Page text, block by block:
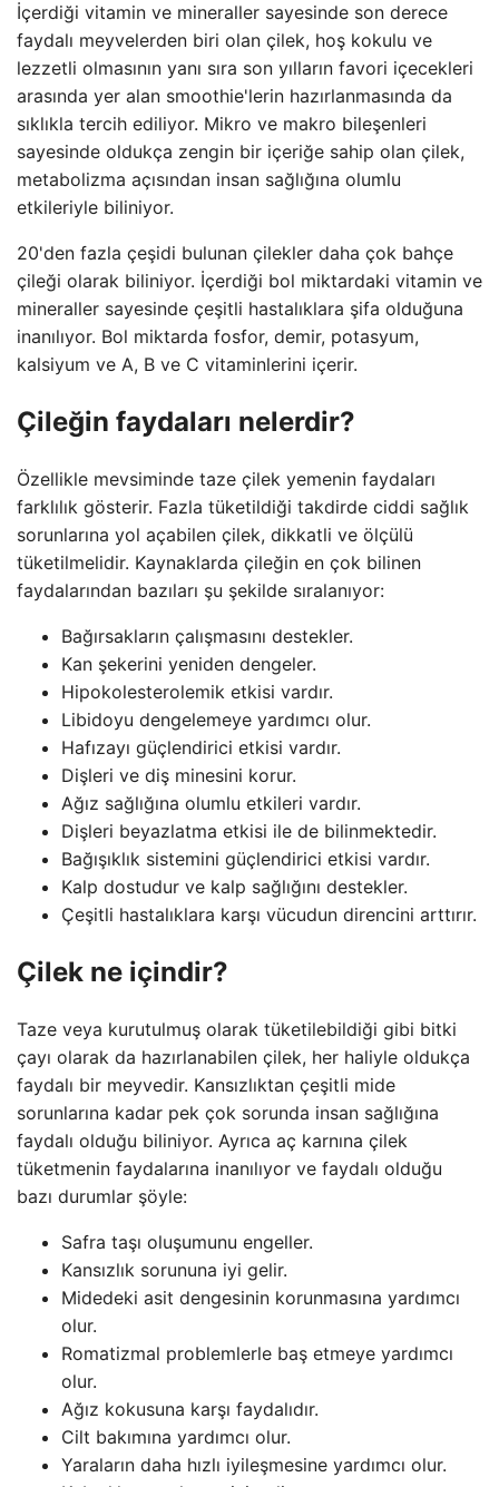
İçerdiği vitamin ve mineraller sayesinde son derece
faydalı meyvelerden biri olan çilek, hoş kokulu ve
lezzetli olmasının yanı sıra son yılların favori içecekleri
arasında yer alan smoothie'lerin hazırlanmasında da
sıklıkla tercih ediliyor. Mikro ve makro bileşenleri
sayesinde oldukça zengin bir içeriğe sahip olan çilek,
metabolizma açısından insan sağlığına olumlu
etkileriyle biliniyor.
20'den fazla çeşidi bulunan çilekler daha çok bahçe
çileği olarak biliniyor. İçerdiği bol miktardaki vitamin ve
mineraller sayesinde çeşitli hastalıklara şifa olduğuna
inanılıyor. Bol miktarda fosfor, demir, potasyum,
kalsiyum ve A, B ve C vitaminlerini içerir.
Çileğin faydaları nelerdir?
Özellikle mevsiminde taze çilek yemenin faydaları
farklılık gösterir. Fazla tüketildiği takdirde ciddi sağlık
sorunlarına yol açabilen çilek, dikkatli ve ölçülü
tüketilmelidir. Kaynaklarda çileğin en çok bilinen
faydalarından bazıları şu şekilde sıralanıyor:
Bağırsakların çalışmasını destekler.
Kan şekerini yeniden dengeler.
Hipokolesterolemik etkisi vardır.
Libidoyu dengelemeye yardımcı olur.
Hafızayı güçlendirici etkisi vardır.
Dişleri ve diş minesini korur.
Ağız sağlığına olumlu etkileri vardır.
Dişleri beyazlatma etkisi ile de bilinmektedir.
Bağışıklık sistemini güçlendirici etkisi vardır.
Kalp dostudur ve kalp sağlığını destekler.
Çeşitli hastalıklara karşı vücudun direncini arttırır.
Çilek ne içindir?
Taze veya kurutulmuş olarak tüketilebildiği gibi bitki
çayı olarak da hazırlanabilen çilek, her haliyle oldukça
faydalı bir meyvedir. Kansızlıktan çeşitli mide
sorunlarına kadar pek çok sorunda insan sağlığına
faydalı olduğu biliniyor. Ayrıca aç karnına çilek
tüketmenin faydalarına inanılıyor ve faydalı olduğu
bazı durumlar şöyle:
Safra taşı oluşumunu engeller.
Kansızlık sorununa iyi gelir.
Midedeki asit dengesinin korunmasına yardımcı
olur.
Romatizmal problemlerle baş etmeye yardımcı
olur.
Ağız kokusuna karşı faydalıdır.
Cilt bakımına yardımcı olur.
Yaraların daha hızlı iyileşmesine yardımcı olur.